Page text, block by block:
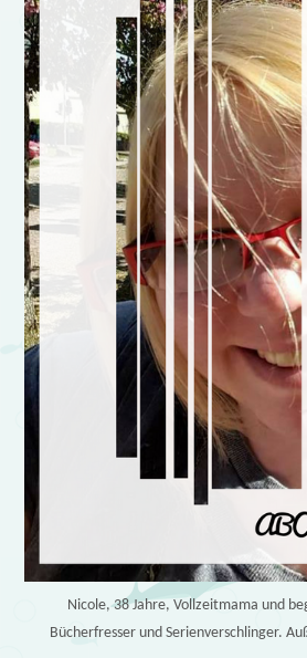
Nicole, 38 Jahre, Vollzeitmama und
Bücherfresser und Serienverschlinger.